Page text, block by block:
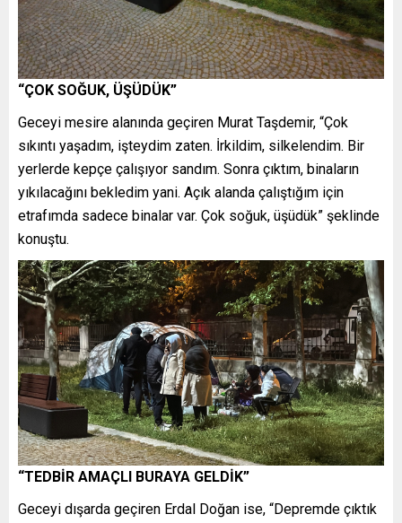
“ÇOK SOĞUK, ÜŞÜDÜK”
Geceyi mesire alanında geçiren Murat Taşdemir, “Çok
sıkıntı yaşadım, işteydim zaten. İrkildim, silkelendim. Bir
yerlerde kepçe çalışıyor sandım. Sonra çıktım, binaların
yıkılacağını bekledim yani. Açık alanda çalıştığım için
etrafımda sadece binalar var. Çok soğuk, üşüdük” şeklinde
konuştu.
“TEDBİR AMAÇLI BURAYA GELDİK”
Geceyi dışarda geçiren Erdal Doğan ise, “Depremde çıktık